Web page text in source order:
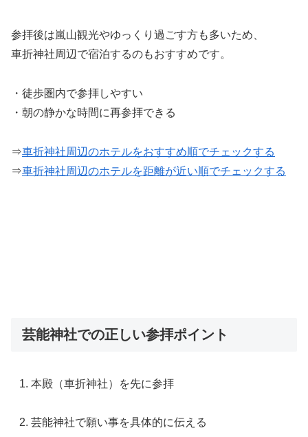
参拝後は嵐山観光やゆっくり過ごす方も多いため、
車折神社周辺で宿泊するのもおすすめです。
・徒歩圏内で参拝しやすい
・朝の静かな時間に再参拝できる
⇒車折神社周辺のホテルをおすすめ順でチェックする
⇒車折神社周辺のホテルを距離が近い順でチェックする
芸能神社での正しい参拝ポイント
本殿（車折神社）を先に参拝
芸能神社で願い事を具体的に伝える